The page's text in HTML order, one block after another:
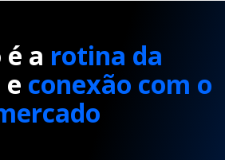
é a rotina da
e conexão com o